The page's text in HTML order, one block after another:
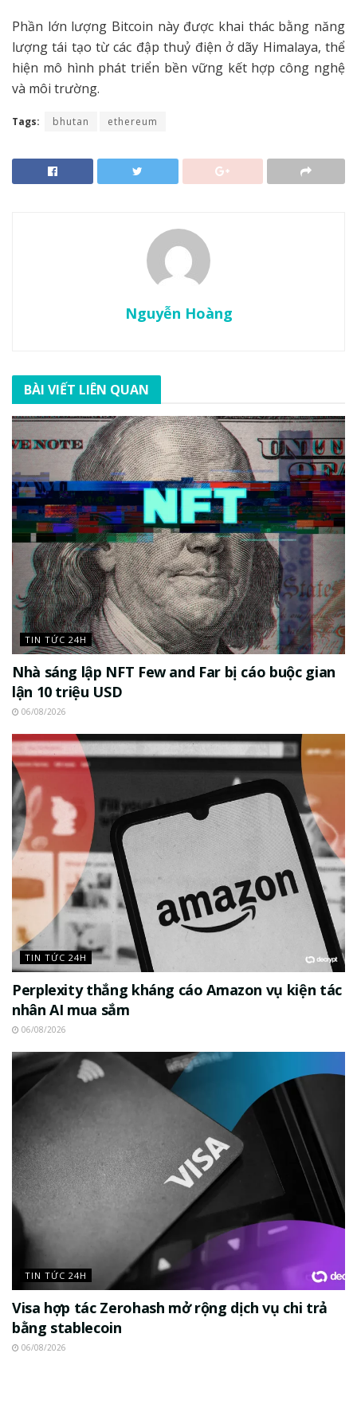
Phần lớn lượng Bitcoin này được khai thác bằng năng
lượng tái tạo từ các đập thuỷ điện ở dãy Himalaya, thể
hiện mô hình phát triển bền vững kết hợp công nghệ
và môi trường.
Tags: bhutan ethereum
Nguyễn Hoàng
BÀI VIẾT LIÊN QUAN
TIN TỨC 24H
Nhà sáng lập NFT Few and Far bị cáo buộc gian
lận 10 triệu USD
06/08/2026
TIN TỨC 24H
Perplexity thắng kháng cáo Amazon vụ kiện tác
nhân AI mua sắm
06/08/2026
TIN TỨC 24H
Visa hợp tác Zerohash mở rộng dịch vụ chi trả
bằng stablecoin
06/08/2026